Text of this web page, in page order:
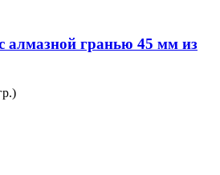
алмазной гранью 45 мм из